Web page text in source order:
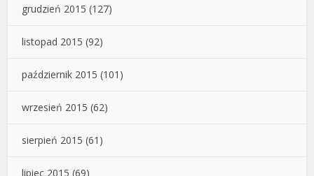
grudzień 2015 (127)
listopad 2015 (92)
październik 2015 (101)
wrzesień 2015 (62)
sierpień 2015 (61)
lipiec 2015 (69)